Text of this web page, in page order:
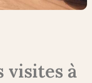
visites à